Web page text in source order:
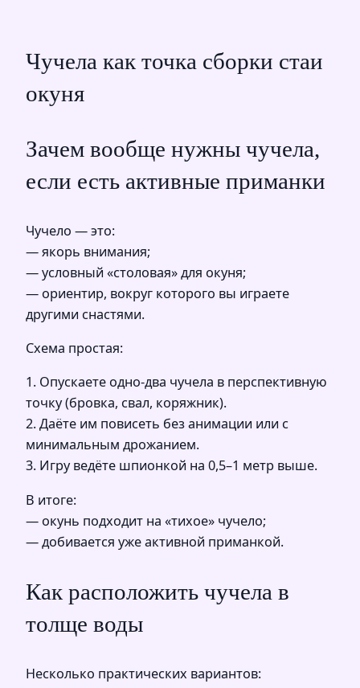
Чучела как точка сборки стаи
окуня
Зачем вообще нужны чучела,
если есть активные приманки
Чучело — это:
— якорь внимания;
— условный «столовая» для окуня;
— ориентир, вокруг которого вы играете
другими снастями.
Схема простая:
1. Опускаете одно-два чучела в перспективную
точку (бровка, свал, коряжник).
2. Даёте им повисеть без анимации или с
минимальным дрожанием.
3. Игру ведёте шпионкой на 0,5–1 метр выше.
В итоге:
— окунь подходит на «тихое» чучело;
— добивается уже активной приманкой.
Как расположить чучела в
толще воды
Несколько практических вариантов: